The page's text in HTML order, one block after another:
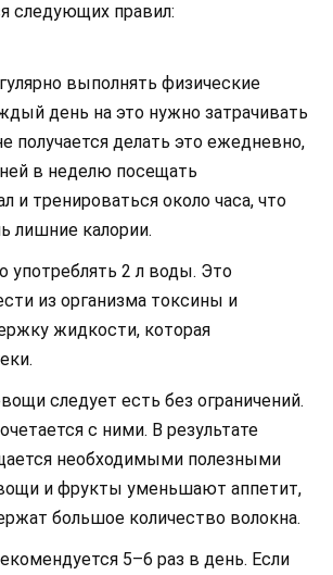
следующих правил:
выполнять физические
день на это нужно затрачивать
получается делать это ежедневно,
в неделю посещать
и тренироваться около часа, что
лишние калории.
употреблять 2 л воды. Это
из организма токсины и
жидкости, которая
следует есть без ограничений.
с ними. В результате
необходимыми полезными
и фрукты уменьшают аппетит,
большое количество волокна.
5–6 раз в день. Если